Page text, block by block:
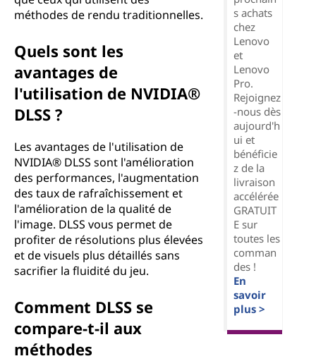
méthodes de rendu traditionnelles.
Quels sont les
avantages de
l'utilisation de NVIDIA®
DLSS ?
Les avantages de l'utilisation de
NVIDIA® DLSS sont l'amélioration
des performances, l'augmentation
des taux de rafraîchissement et
l'amélioration de la qualité de
l'image. DLSS vous permet de
profiter de résolutions plus élevées
et de visuels plus détaillés sans
sacrifier la fluidité du jeu.
Comment DLSS se
compare-t-il aux
méthodes
s achats
chez
Lenovo
et
Lenovo
Pro.
Rejoignez
-nous dès
aujourd'h
ui et
bénéficie
z de la
livraison
accélérée
GRATUIT
E sur
toutes les
comman
des !
En
savoir
plus >